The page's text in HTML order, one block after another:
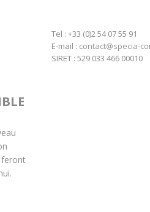
feront
Tel : +33 (0)2 54 07 55 91
E-mail : contact@specia-
SIRET : 529 033 466 00010